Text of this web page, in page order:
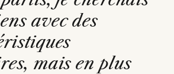
avec des
mais en plus